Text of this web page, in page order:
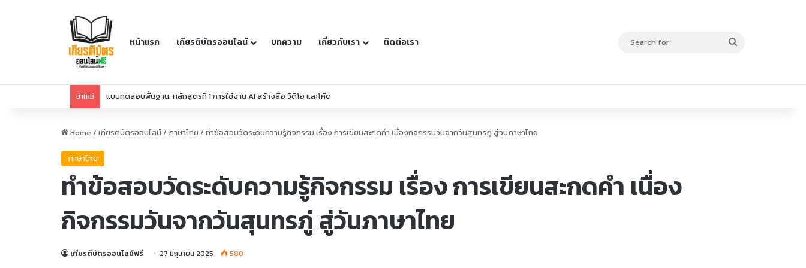
หน้าแรก เกียรติบัตรออนไลน์ บทความ เกี่ยวกับเรา ติดต่อเรา
Search
มาใหม่ แบบทดสอบพื้นฐาน: หลักสูตรที่ 1 การใช้งาน AI สร้างสื่อ วิดีโอ และโค้ด
Home / เกียรติบัตรออนไลน์/ ภาษาไทย / ทำข้อสอบวัดระดับความรู้กิจกรรม เรื่อง การเขียนสะกดคำ เนื่องกิจกรรมวันจากวันสุนทรภู่ สู่วันภาษาไทย
ภาษาไทย
ทำข้อสอบวัดระดับความรู้กิจกรรม เรื่อง การเขียนสะกดคำ เนื่อง
กิจกรรมวันจากวันสุนทรภู่ สู่วันภาษาไทย
เกียรติบัตรออนไลน์ฟรี 27 มิถุนายน 2025 580